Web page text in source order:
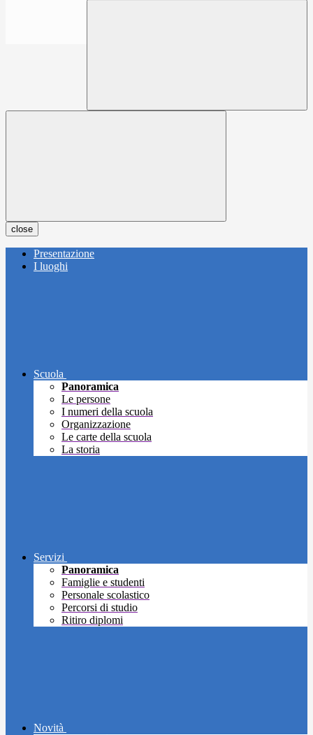
close
Presentazione
I luoghi
Scuola
Panoramica
Le persone
I numeri della scuola
Organizzazione
Le carte della scuola
La storia
Servizi
Panoramica
Famiglie e studenti
Personale scolastico
Percorsi di studio
Ritiro diplomi
Novità